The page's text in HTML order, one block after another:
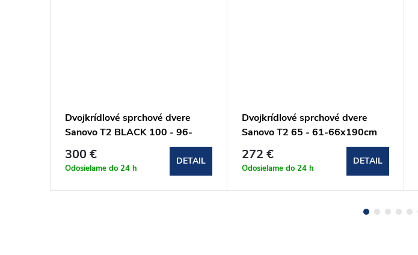
Dvojkrídlové sprchové dvere
Sanovo T2 BLACK 100 - 96-
101x190cm (T2B_100C)
300 €
Odosielame do 24 h
DETAIL
Dvojkrídlové sprchové dvere
Sanovo T2 65 - 61-66x190cm
(T2_65C)
272 €
Odosielame do 24 h
DETAIL